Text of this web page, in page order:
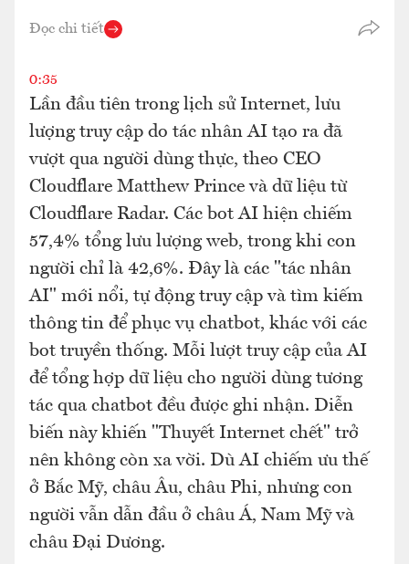
Đọc chi tiết
0:35
Lần đầu tiên trong lịch sử Internet, lưu
lượng truy cập do tác nhân AI tạo ra đã
vượt qua người dùng thực, theo CEO
Cloudflare Matthew Prince và dữ liệu từ
Cloudflare Radar. Các bot AI hiện chiếm
57,4% tổng lưu lượng web, trong khi con
người chỉ là 42,6%. Đây là các "tác nhân
AI" mới nổi, tự động truy cập và tìm kiếm
thông tin để phục vụ chatbot, khác với các
bot truyền thống. Mỗi lượt truy cập của AI
để tổng hợp dữ liệu cho người dùng tương
tác qua chatbot đều được ghi nhận. Diễn
biến này khiến "Thuyết Internet chết" trở
nên không còn xa vời. Dù AI chiếm ưu thế
ở Bắc Mỹ, châu Âu, châu Phi, nhưng con
người vẫn dẫn đầu ở châu Á, Nam Mỹ và
châu Đại Dương.